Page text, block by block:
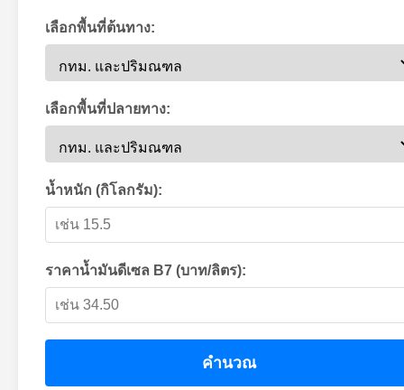
เลือกพื้นที่ต้นทาง:
เลือกพื้นที่ปลายทาง:
น้ำหนัก (กิโลกรัม):
ราคาน้ำมันดีเซล B7 (บาท/ลิตร):
คำนวณ